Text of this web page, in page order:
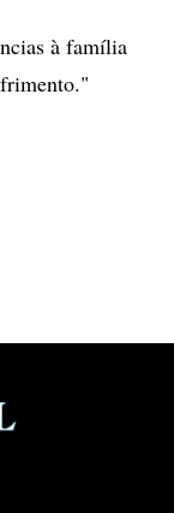
à família